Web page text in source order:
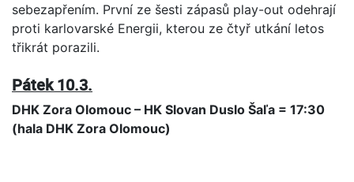
sebezapřením. První ze šesti zápasů play-out odehrají
proti karlovarské Energii, kterou ze čtyř utkání letos
třikrát porazili.
Pátek 10.3.
DHK Zora Olomouc – HK Slovan Duslo Šaľa = 17:30
(hala DHK Zora Olomouc)